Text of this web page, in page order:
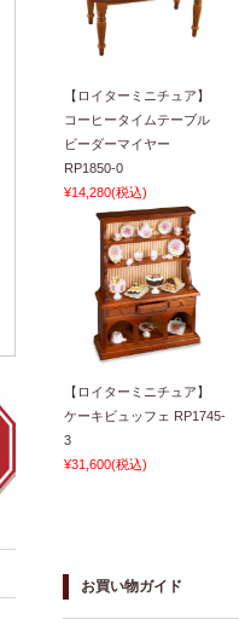
【ロイターミニチュア】
コーヒータイムテーブル
ビーダーマイヤー
RP1850-0
¥14,280(税込)
【ロイターミニチュア】
ケーキビュッフェ RP1745-
3
¥31,600(税込)
お買い物ガイド